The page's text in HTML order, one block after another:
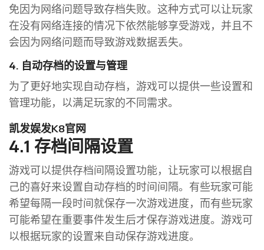
免因为网络问题导致存档失败。这种方式可以让玩家
在没有网络连接的情况下依然能够享受游戏，并且不
会因为网络问题而导致游戏数据丢失。
4. 自动存档的设置与管理
为了更好地实现自动存档，游戏可以提供一些设置和
管理功能，以满足玩家的不同需求。
凯发娱发K8官网
4.1 存档间隔设置
游戏可以提供存档间隔设置功能，让玩家可以根据自
己的喜好来设置自动存档的时间间隔。有些玩家可能
希望每隔一段时间就保存一次游戏进度，而有些玩家
可能希望在重要事件发生后才保存游戏进度。游戏可
以根据玩家的设置来自动保存游戏进度。